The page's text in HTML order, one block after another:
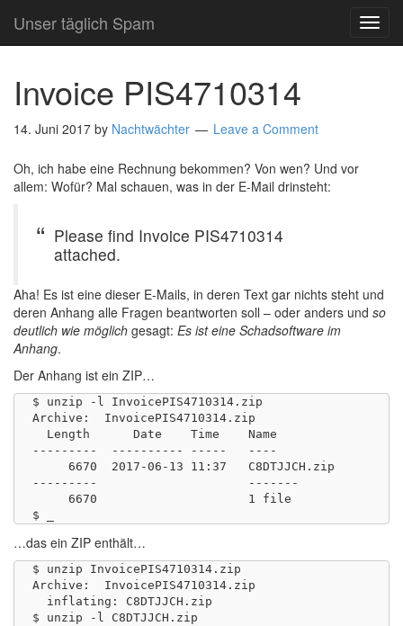
Unser täglich Spam
Invoice PIS4710314
14. Juni 2017 by Nachtwächter Leave a Comment
Oh, ich habe eine Rechnung bekommen? Von wen? Und vor
allem: Wofür? Mal schauen, was in der E-Mail drinsteht:
Please find Invoice PIS4710314
attached.
Aha! Es ist eine dieser E-Mails, in deren Text gar nichts steht und
deren Anhang alle Fragen beantworten soll – oder anders und so
deutlich wie möglich gesagt: Es ist eine Schadsoftware im
Anhang.
Der Anhang ist ein ZIP…
$ unzip -l InvoicePIS4710314.zip
Archive:  InvoicePIS4710314.zip
  Length      Date    Time    Name
---------  ---------- -----   ----
     6670  2017-06-13 11:37   C8DTJJCH.zip
---------                     -------
     6670                     1 file
…das ein ZIP enthält…
$ unzip InvoicePIS4710314.zip
Archive:  InvoicePIS4710314.zip
  inflating: C8DTJJCH.zip
$ unzip -l C8DTJJCH.zip